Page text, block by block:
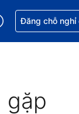
bạn. Loại
ngữ của bạn.
Nhận trợ giúp
Đăng chỗ nghỉ
gặp